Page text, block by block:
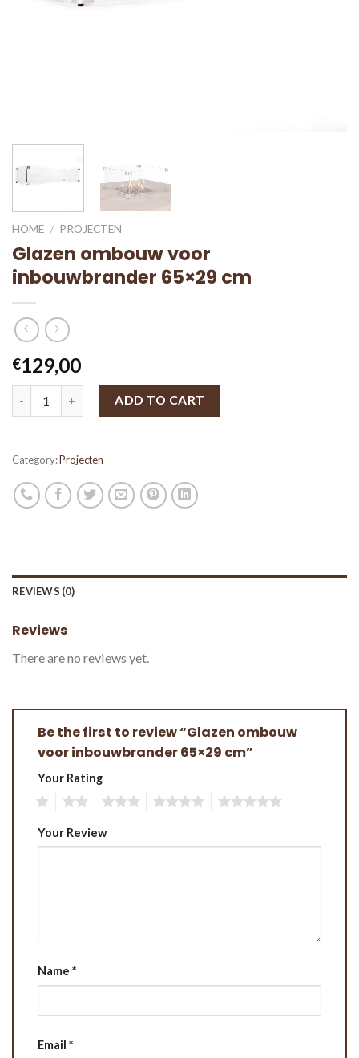
HOME / PROJECTEN
Glazen ombouw voor
inbouwbrander 65×29 cm
€129,00
ADD TO CART
Category:Projecten
REVIEWS (0)
Reviews
There are no reviews yet.
Be the first to review “Glazen ombouw
voor inbouwbrander 65×29 cm”
Your Rating
Your Review
Name *
Email *